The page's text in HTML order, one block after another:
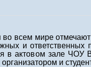
всем мире
и ответственных
в актовом зале ЧОУ
и